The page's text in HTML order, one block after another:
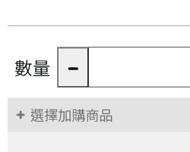
數量
選擇加購商品